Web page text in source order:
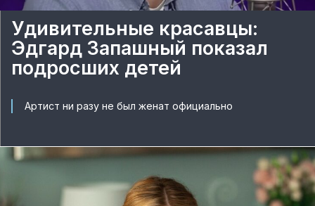
Удивительные красавцы:
Эдгард Запашный показал
подросших детей
Артист ни разу не был женат официально